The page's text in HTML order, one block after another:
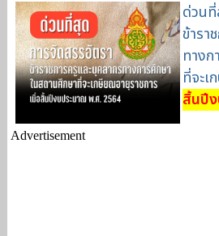
ด่วน
ข้ารา
ทาง
ที่จะเ
สิ้นปี
Advertisement